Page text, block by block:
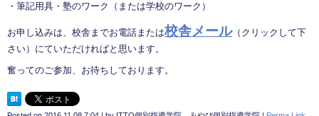
・筆記用具・塾のワーク（または学校のワーク）
お申し込みは、校舎までお電話または校舎メール（クリックして下
さい）にていただければと思います。
奮ってのご参加、お待ちしております。